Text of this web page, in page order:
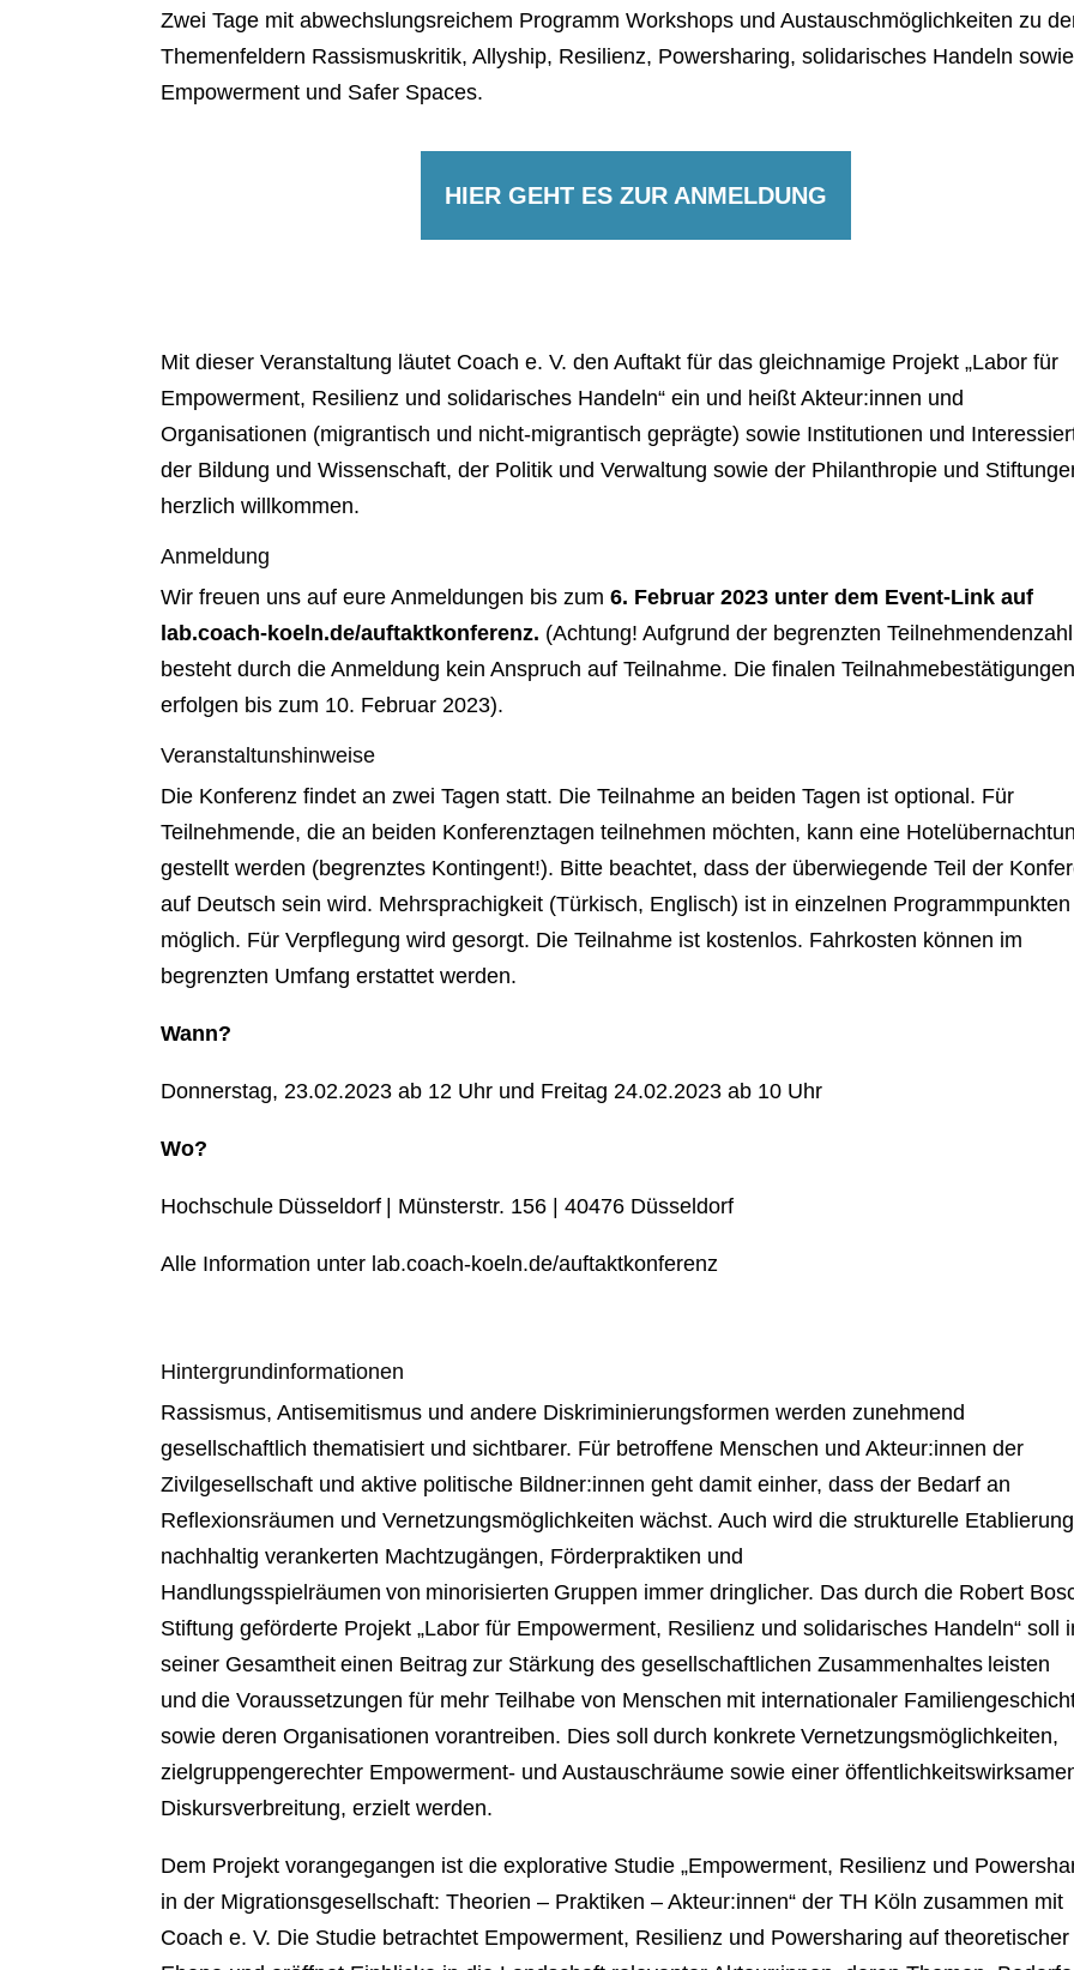
Zwei Tage mit abwechslungsreichem Programm Workshops und Austauschmöglichkeiten zu
Themenfeldern Rassismuskritik, Allyship, Resilienz, Powersharing, solidarisches Handeln sowie
Empowerment und Safer Spaces.
HIER GEHT ES ZUR ANMELDUNG
Mit dieser Veranstaltung läutet Coach e. V. den Auftakt für das gleichnamige Projekt „Labor für
Empowerment, Resilienz und solidarisches Handeln“ ein und heißt Akteur:innen und
Organisationen (migrantisch und nicht-migrantisch geprägte) sowie Institutionen und
der Bildung und Wissenschaft, der Politik und Verwaltung sowie der Philanthropie und
herzlich willkommen.
Anmeldung
Wir freuen uns auf eure Anmeldungen bis zum6. Februar 2023 unter dem Event-Link auf
lab.coach-koeln.de/auftaktkonferenz. (Achtung! Aufgrund der begrenzten Teilnehmendenzahl
besteht durch die Anmeldung kein Anspruch auf Teilnahme. Die finalen Teilnahmebestätigungen
erfolgen bis zum 10. Februar 2023).
Veranstaltunshinweise
Die Konferenz findet an zwei Tagen statt. Die Teilnahme an beiden Tagen ist optional. Für
Teilnehmende, die an beiden Konferenztagen teilnehmen möchten, kann eine
gestellt werden (begrenztes Kontingent!). Bitte beachtet, dass der überwiegende Teil der
auf Deutsch sein wird. Mehrsprachigkeit (Türkisch, Englisch) ist in einzelnen Programmpunkten
möglich. Für Verpflegung wird gesorgt. Die Teilnahme ist kostenlos. Fahrkosten können im
begrenzten Umfang erstattet werden.
Wann?
Donnerstag, 23.02.2023 ab 12 Uhr und Freitag 24.02.2023 ab 10 Uhr
Wo?
Hochschule Düsseldorf | Münsterstr. 156 | 40476 Düsseldorf
Alle Information unter lab.coach-koeln.de/auftaktkonferenz
Hintergrundinformationen
Rassismus, Antisemitismus und andere Diskriminierungsformen werden zunehmend
gesellschaftlich thematisiert und sichtbarer. Für betroffene Menschen und Akteur:innen der
Zivilgesellschaft und aktive politische Bildner:innen geht damit einher, dass der Bedarf an
Reflexionsräumen und Vernetzungsmöglichkeiten wächst. Auch wird die strukturelle
nachhaltig verankerten Machtzugängen, Förderpraktiken und
Handlungsspielräumen von minorisierten Gruppen immer dringlicher. Das durch die Robert
Stiftung geförderte Projekt „Labor für Empowerment, Resilienz und solidarisches Handeln“ soll
seiner Gesamtheit einen Beitrag zur Stärkung des gesellschaftlichen Zusammenhaltes leisten
und die Voraussetzungen für mehr Teilhabe von Menschen mit internationaler
sowie deren Organisationen vorantreiben. Dies soll durch konkrete Vernetzungsmöglichkeiten,
zielgruppengerechter Empowerment- und Austauschräume sowie einer
Diskursverbreitung, erzielt werden.
Dem Projekt vorangegangen ist die explorative Studie „Empowerment, Resilienz und
in der Migrationsgesellschaft: Theorien – Praktiken – Akteur:innen“ der TH Köln zusammen mit
Coach e. V. Die Studie betrachtet Empowerment, Resilienz und Powersharing auf theoretischer